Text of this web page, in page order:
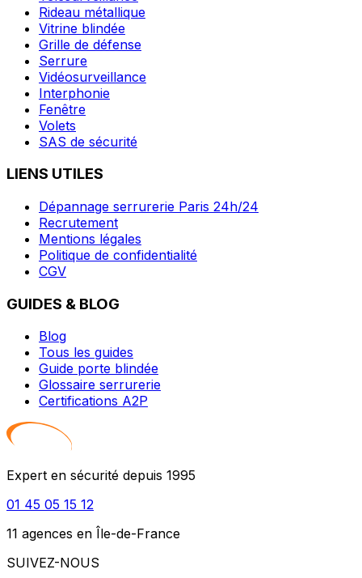
Rideau métallique
Vitrine blindée
Grille de défense
Serrure
Vidéosurveillance
Interphonie
Fenêtre
Volets
SAS de sécurité
LIENS UTILES
Dépannage serrurerie Paris 24h/24
Recrutement
Mentions légales
Politique de confidentialité
CGV
GUIDES & BLOG
Blog
Tous les guides
Guide porte blindée
Glossaire serrurerie
Certifications A2P
Expert en sécurité depuis 1995
01 45 05 15 12
11 agences en Île-de-France
SUIVEZ-NOUS